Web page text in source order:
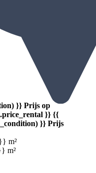
^\-+|\-+$/g,
-
') }}
}} Prijs op
}} {{
}} Prijs
m²
m²